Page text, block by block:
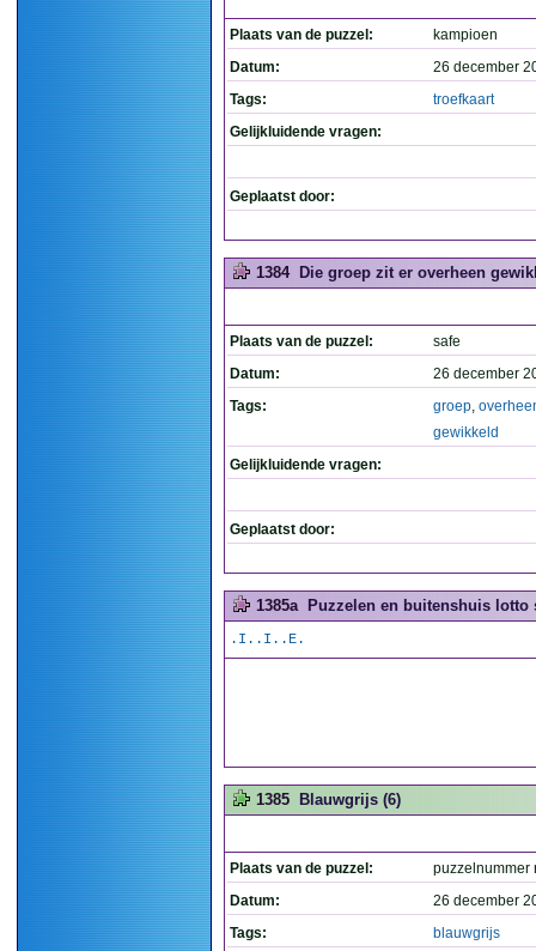
Plaats van de puzzel:
kampioen
Datum:
26 december
Tags:
troefkaart
Gelijkluidende vragen:
Geplaatst door:
1384 Die groep zit er overheen
Plaats van de puzzel:
safe
Datum:
26 december
Tags:
groep,
gewikkeld
Gelijkluidende vragen:
Geplaatst door:
1385a Puzzelen en buitenshuis lotto
.I..I..E.
1385 Blauwgrijs (6)
Plaats van de puzzel:
puzzelnummer
Datum:
26 december
Tags:
blauwgrijs